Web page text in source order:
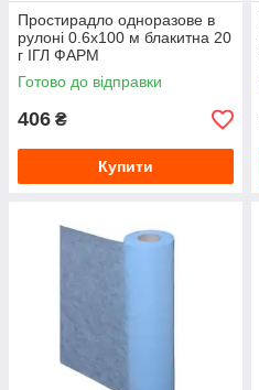
Простирадло одноразове в
рулоні 0.6х100 м блакитна 20
г ІГЛ ФАРМ
Готово до відправки
406 ₴
Купити